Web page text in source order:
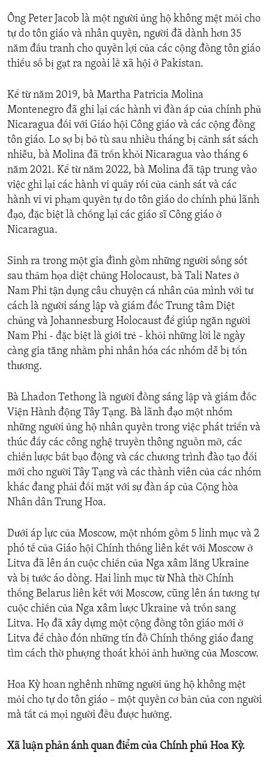
Ông Peter Jacob là một người ủng hộ không mệt mỏi cho
tự do tôn giáo và nhân quyền, người đã dành hơn 35
năm đấu tranh cho quyền lợi của các cộng đồng tôn giáo
thiểu số bị gạt ra ngoài lề xã hội ở Pakistan.
Kể từ năm 2019, bà Martha Patricia Molina
Montenegro đã ghi lại các hành vi đàn áp của chính phủ
Nicaragua đối với Giáo hội Công giáo và các cộng đồng
tôn giáo. Lo sợ bị bỏ tù sau nhiều tháng bị cảnh sát sách
nhiễu, bà Molina đã trốn khỏi Nicaragua vào tháng 6
năm 2021. Kể từ năm 2022, bà Molina đã tập trung vào
việc ghi lại các hành vi quấy rối của cảnh sát và các
hành vi vi phạm quyền tự do tôn giáo do chính phủ lãnh
đạo, đặc biệt là chống lại các giáo sĩ Công giáo ở
Nicaragua.
Sinh ra trong một gia đình gồm những người sống sót
sau thảm họa diệt chủng Holocaust, bà Tali Nates ở
Nam Phi tận dụng câu chuyện cá nhân của mình với tư
cách là người sáng lập và giám đốc Trung tâm Diệt
chủng và Johannesburg Holocaust để giúp ngăn người
Nam Phi - đặc biệt là giới trẻ - khỏi những lời lẽ ngày
càng gia tăng nhằm phi nhân hóa các nhóm dễ bị tổn
thương.
Bà Lhadon Tethong là người đồng sáng lập và giám đốc
Viện Hành động Tây Tạng. Bà lãnh đạo một nhóm
những người ủng hộ nhân quyền trong việc phát triển và
thúc đẩy các công nghệ truyền thông nguồn mở, các
chiến lược bất bạo động và các chương trình đào tạo đổi
mới cho người Tây Tạng và các thành viên của các nhóm
khác đang phải đối mặt với sự đàn áp của Cộng hòa
Nhân dân Trung Hoa.
Dưới áp lực của Moscow, một nhóm gồm 5 linh mục và 2
phó tế của Giáo hội Chính thống liên kết với Moscow ở
Litva đã lên án cuộc chiến của Nga xâm lăng Ukraine
và bị tước áo dòng. Hai linh mục từ Nhà thờ Chính
thống Belarus liên kết với Moscow, cũng lên án tương tự
cuộc chiến của Nga xâm lược Ukraine và trốn sang
Litva. Họ đã xây dựng một cộng đồng tôn giáo mới ở
Litva để chào đón những tín đồ Chính thống giáo đang
tìm cách thờ phượng thoát khỏi ảnh hưởng của Moscow.
Hoa Kỳ hoan nghênh những người ủng hộ không mệt
mỏi cho tự do tôn giáo – một quyền cơ bản của con người
mà tất cả mọi người đều được hưởng.
Xã luận phản ánh quan điểm của Chính phủ Hoa Kỳ.